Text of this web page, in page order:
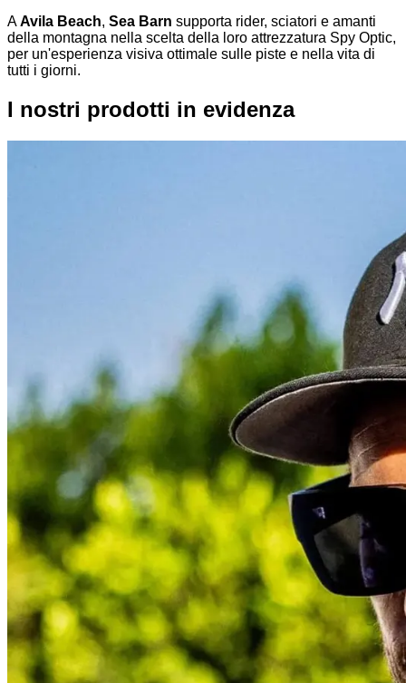
AAvila Beach, Sea Barn supporta rider, sciatori e amanti
della montagna nella scelta della loro attrezzatura Spy Optic,
per un'esperienza visiva ottimale sulle piste e nella vita di
tutti i giorni.
I nostri prodotti in evidenza